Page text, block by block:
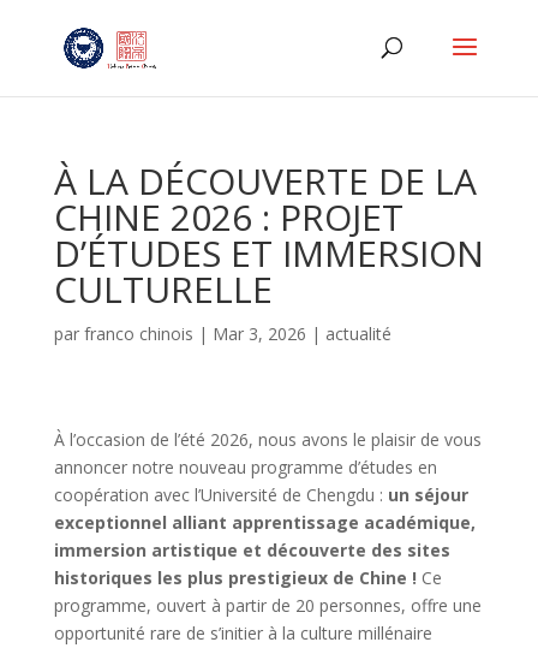
À LA DÉCOUVERTE DE LA
CHINE 2026 : PROJET
D’ÉTUDES ET IMMERSION
CULTURELLE
par franco chinois | Mar 3, 2026 | actualité
À l’occasion de l’été 2026, nous avons le plaisir de vous
annoncer notre nouveau programme d’études en
coopération avec l’Université de Chengdu : un séjour
exceptionnel alliant apprentissage académique,
immersion artistique et découverte des sites
historiques les plus prestigieux de Chine ! Ce
programme, ouvert à partir de 20 personnes, offre une
opportunité rare de s’initier à la culture millénaire